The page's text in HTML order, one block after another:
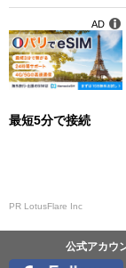
最短5分で接続
PR LotusFlare Inc
AD
公式アカウ